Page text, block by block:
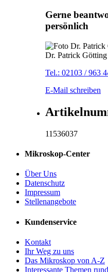
Gerne
persönlich
Dr. Patrick Götting
Tel.: 02103 / 963
E-Mail schreiben
11536037
Mikroskop-Center
Über Uns
Datenschutz
Impressum
Stellenangebote
Kundenservice
Kontakt
Ihr Weg zu uns
Das Mikroskop von A-Z
Interessante Themen